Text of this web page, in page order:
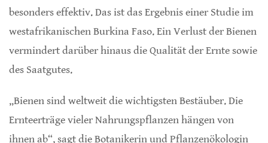
besonders effektiv. Das ist das Ergebnis einer Studie im
westafrikanischen Burkina Faso. Ein Verlust der Bienen
vermindert darüber hinaus die Qualität der Ernte sowie
des Saatgutes.
„Bienen sind weltweit die wichtigsten Bestäuber. Die
Ernteerträge vieler Nahrungspflanzen hängen von
ihnen ab“, sagt die Botanikerin und Pflanzenökologin